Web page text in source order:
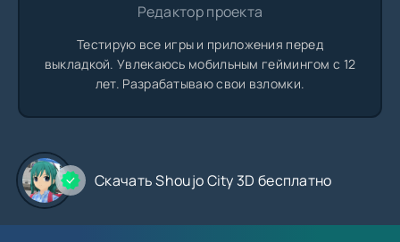
Редактор проекта
Тестирую все игры и приложения перед
выкладкой. Увлекаюсь мобильным геймингом с 12
лет. Разрабатываю свои взломки.
Скачать Shoujo City 3D бесплатно